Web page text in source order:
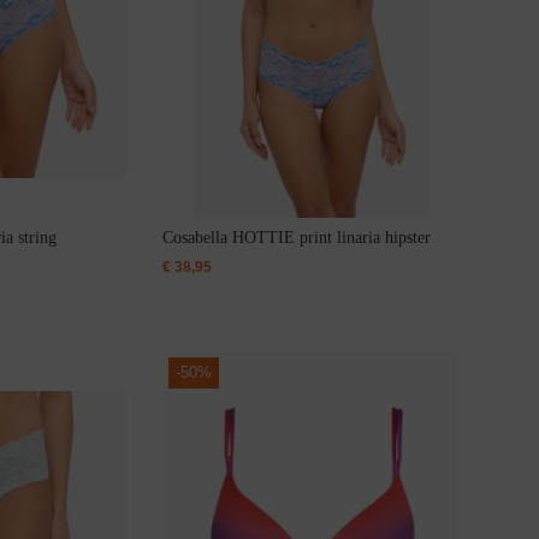
string Cosabella HOTTIE print linaria hipster
€ 38,95
-50%